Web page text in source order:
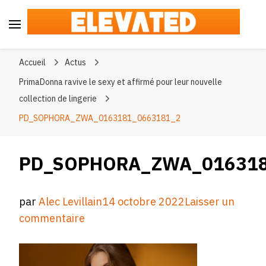
Accueil
Actus
PrimaDonna ravive le sexy et affirmé pour leur nouvelle
collection de lingerie
PD_SOPHORA_ZWA_0163181_0663181_2
parAlec Levillain14 octobre 2022Laisser un
commentaire